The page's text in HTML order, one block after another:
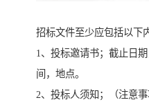
招标文件至少应包括以下
1、投标邀请书；截止日
间，地点。
2、投标人须知；（注意事